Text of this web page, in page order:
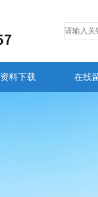
资料下载 在线